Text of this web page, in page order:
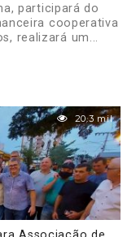
participará do
cooperativa
realizará um...
20.3 mil